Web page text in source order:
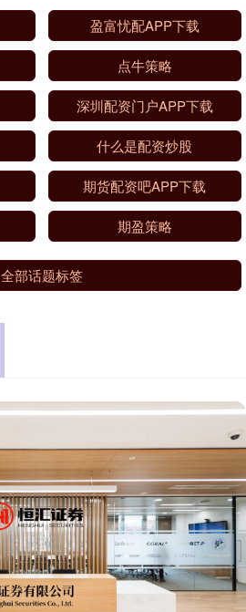
盈富忧配APP下载
点牛策略
深圳配资门户APP下载
什么是配资炒股
期货配资吧APP下载
期盈策略
全部话题标签